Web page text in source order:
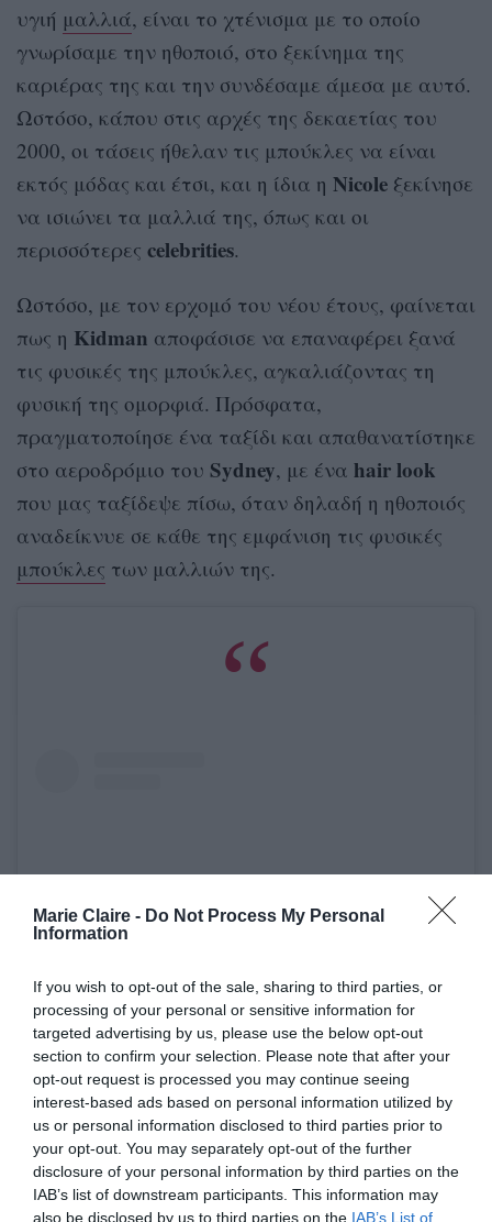
Marie Claire - Do Not Process My Personal
Information
If you wish to opt-out of the sale, sharing to third parties, or
processing of your personal or sensitive information for
targeted advertising by us, please use the below opt-out
section to confirm your selection. Please note that after your
opt-out request is processed you may continue seeing
interest-based ads based on personal information utilized by
us or personal information disclosed to third parties prior to
your opt-out. You may separately opt-out of the further
disclosure of your personal information by third parties on the
IAB’s list of downstream participants. This information may
also be disclosed by us to third parties on the IAB’s List of
υγιή μαλλιά, είναι το χτένισμα με το οποίο
γνωρίσαμε την ηθοποιό, στο ξεκίνημα της
καριέρας της και την συνδέσαμε άμεσα με αυτό.
Ωστόσο, κάπου στις αρχές της δεκαετίας του
2000, οι τάσεις ήθελαν τις μπούκλες να είναι
εκτός μόδας και έτσι, και η ίδια η Nicole ξεκίνησε
να ισιώνει τα μαλλιά της, όπως και οι
περισσότερες celebrities.
Ωστόσο, με τον ερχομό του νέου έτους, φαίνεται
πως η Kidman αποφάσισε να επαναφέρει ξανά
τις φυσικές της μπούκλες, αγκαλιάζοντας τη
φυσική της ομορφιά. Πρόσφατα,
πραγματοποίησε ένα ταξίδι και απαθανατίστηκε
στο αεροδρόμιο του Sydney, με ένα hair look
που μας ταξίδεψε πίσω, όταν δηλαδή η ηθοποιός
αναδείκνυε σε κάθε της εμφάνιση τις φυσικές
μπούκλες των μαλλιών της.
Δείτε αυτή τη δημοσίευση στο Instagram.